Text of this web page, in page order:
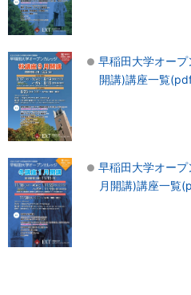
早稲田大学オー
開講)講座一覧
早稲田大学オー
月開講)講座一覧